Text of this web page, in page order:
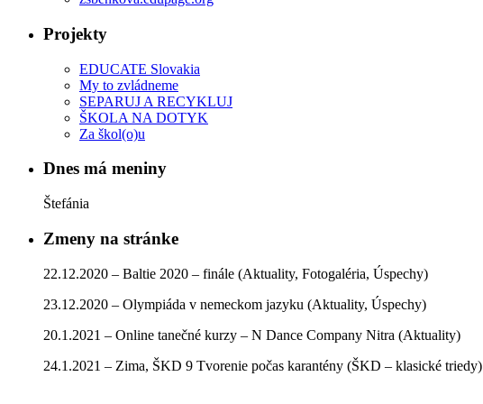
Projekty
EDUCATE Slovakia
My to zvládneme
SEPARUJ A RECYKLUJ
ŠKOLA NA DOTYK
Za škol(o)u
Dnes má meniny
Štefánia
Zmeny na stránke
22.12.2020 – Baltie 2020 – finále (Aktuality, Fotogaléria, Úspechy)
23.12.2020 – Olympiáda v nemeckom jazyku (Aktuality, Úspechy)
20.1.2021 – Online tanečné kurzy – N Dance Company Nitra (Aktuality)
24.1.2021 – Zima, ŠKD 9 Tvorenie počas karantény (ŠKD – klasické triedy)